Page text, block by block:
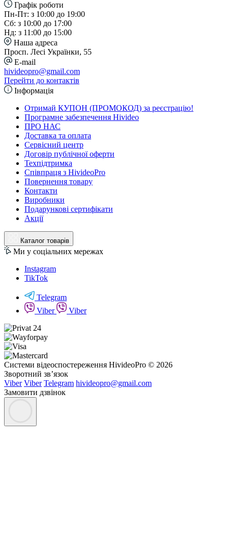
Графік роботи
Пн-Пт: з 10:00 до 19:00
Сб: з 10:00 до 17:00
Нд: з 11:00 до 15:00
Наша адреса
Просп. Лесі Українки, 55
E-mail
hivideopro@gmail.com
Перейти до контактів
Інформація
Отримай КУПОН (ПРОМОКОД) за реєстрацію!
Програмне забезпечення Hivideo
ПРО НАС
Доставка та оплата
Сервісний центр
Договір публічної оферти
Техпідтримка
Співпраця з HivideoPro
Повернення товару
Контакти
Виробники
Подарункові сертифікати
Акції
Каталог товарів
Ми у соціальних мережах
Instagram
TikTok
Telegram
Viber
Viber
Системи відеоспостереження HivideoPro © 2026
Зворотний зв’язок
Viber Viber Telegram hivideopro@gmail.com
Замовити дзвінок